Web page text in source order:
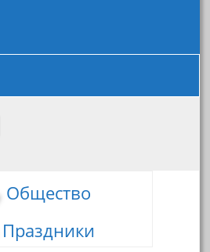
Общество
Праздники